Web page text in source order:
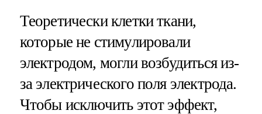
Теоретически клетки ткани,
которые не стимулировали
электродом, могли возбудиться из-
за электрического поля электрода.
Чтобы исключить этот эффект,